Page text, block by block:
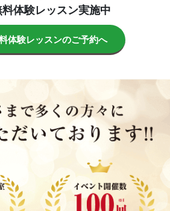
体験レッスン実施中
体験レッスンのご予約へ